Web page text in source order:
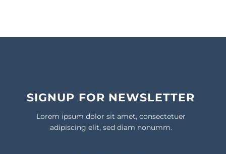
SIGNUP FOR NEWSLETTER
Lorem ipsum dolor sit amet, consectetuer
adipiscing elit, sed diam nonumm.